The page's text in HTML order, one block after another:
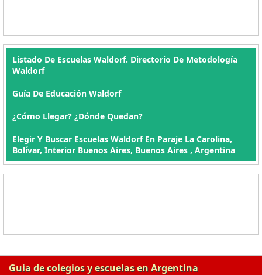
Listado De Escuelas Waldorf. Directorio De Metodología
Waldorf
Guía De Educación Waldorf
¿Cómo Llegar? ¿Dónde Quedan?
Elegir Y Buscar Escuelas Waldorf En Paraje La Carolina,
Bolívar, Interior Buenos Aires, Buenos Aires , Argentina
Guia de colegios y escuelas en Argentina